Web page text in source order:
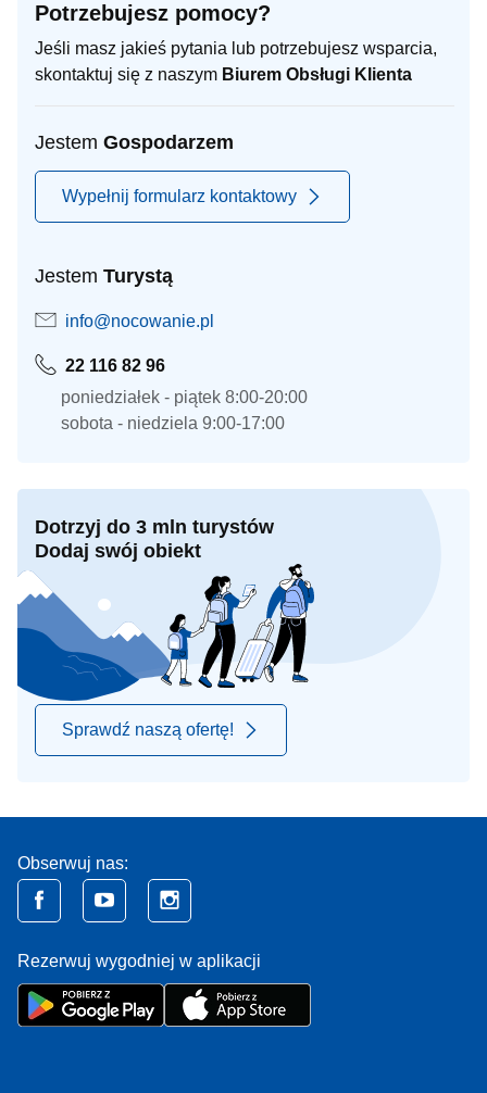
Potrzebujesz pomocy?
Jeśli masz jakieś pytania lub potrzebujesz wsparcia,
skontaktuj się z naszym Biurem Obsługi Klienta
Jestem Gospodarzem
Wypełnij formularz kontaktowy
Jestem Turystą
info@nocowanie.pl
22 116 82 96
poniedziałek - piątek 8:00-20:00
sobota - niedziela 9:00-17:00
Dotrzyj do 3 mln turystów
Dodaj swój obiekt
Sprawdź naszą ofertę!
Obserwuj nas:
Rezerwuj wygodniej w aplikacji